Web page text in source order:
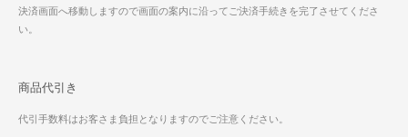
決済画面へ移動しますので画面の案内に沿ってご決済手続きを完了させてくださ
い。
商品代引き
代引手数料はお客さま負担となりますのでご注意ください。